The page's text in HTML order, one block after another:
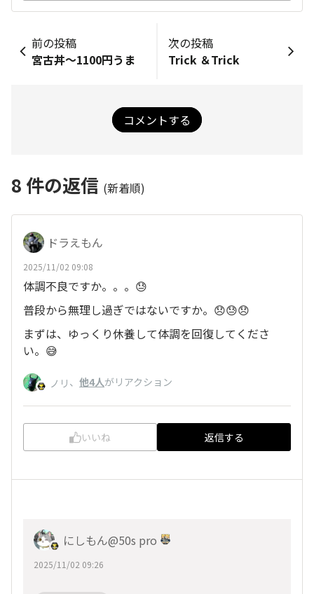
前の投稿
宮古丼～1100円うま
次の投稿
Trick ＆Trick
コメントする
8 件の返信 (新着順)
ドラえもん
2025/11/02 09:08
体調不良ですか。。。😓
普段から無理し過ぎではないですか。😞😓😞
まずは、ゆっくり休養して体調を回復してくださ
い。😅
ノリ 、 他4人がリアクション
いいね 返信する
にしもん@50s pro
2025/11/02 09:26